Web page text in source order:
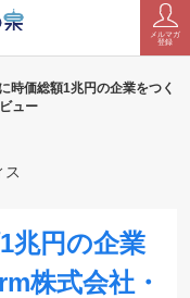
メルマガ
登録
時価総額1兆円の企業をつく
ュー
兆円の企業
株式会社・